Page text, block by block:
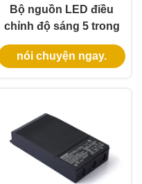
Bộ nguồn LED điều
chỉnh độ sáng 5 trong
1 công suất 288W,
xếp hạng IP65 cho
nói chuyện ngay.